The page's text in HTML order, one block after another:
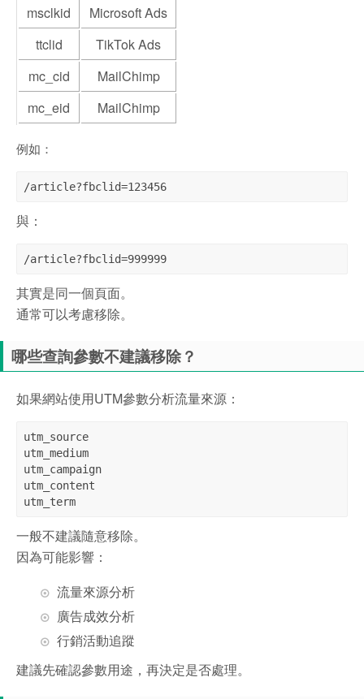
msclkid
Microsoft Ads
ttclid
TikTok Ads
mc_cid
MailChimp
mc_eid
MailChimp
例如：
/article?fbclid=123456
與：
/article?fbclid=999999
其實是同一個頁面。
通常可以考慮移除。
哪些查詢參數不建議移除？
如果網站使用UTM參數分析流量來源：
utm_source
utm_medium
utm_campaign
utm_content
utm_term
一般不建議隨意移除。
因為可能影響：
流量來源分析
廣告成效分析
行銷活動追蹤
建議先確認參數用途，再決定是否處理。